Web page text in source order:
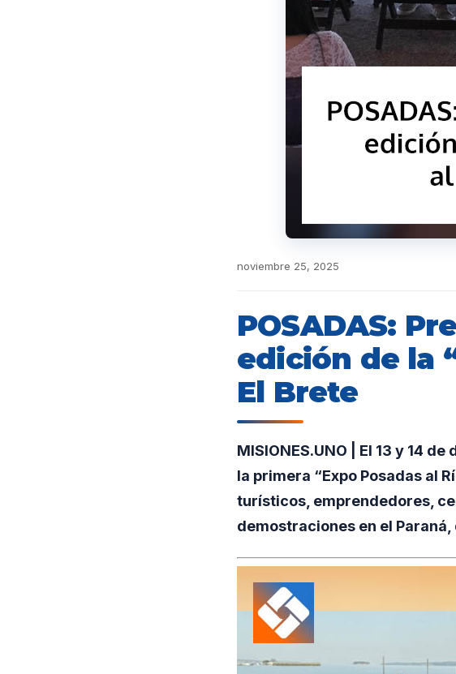
noviembre 25, 2025
POSADAS:
edición de la
El Brete
MISIONES.UNO | El 13 y 14
la primera “Expo Posadas al
turísticos, emprendedores,
demostraciones en el